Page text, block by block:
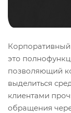
Корпоративный
это
позволяющий
выделиться
клиентами
обращения